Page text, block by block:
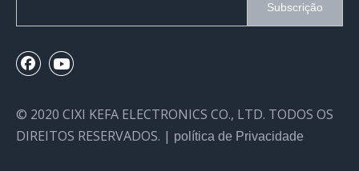
Subscrição
© 2020 CIXI KEFA ELECTRONICS CO., LTD. TODOS OS
DIREITOS RESERVADOS. | política de Privacidade